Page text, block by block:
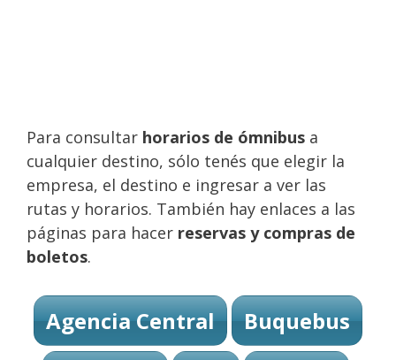
Para consultar horarios de ómnibus a
cualquier destino, sólo tenés que elegir la
empresa, el destino e ingresar a ver las
rutas y horarios. También hay enlaces a las
páginas para hacer reservas y compras de
boletos.
Agencia Central
Buquebus